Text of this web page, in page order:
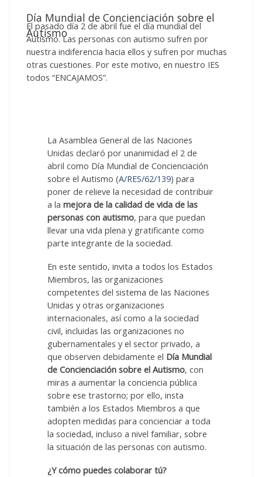
Día Mundial de Concienciación sobre el
Autismo
El pasado día 2 de abril fue el día mundial del
Autismo. Las personas con autismo sufren por
nuestra indiferencia hacia ellos y sufren por muchas
otras cuestiones. Por este motivo, en nuestro IES
todos “ENCAJAMOS”.
La Asamblea General de las Naciones
Unidas declaró por unanimidad el 2 de
abril como Día Mundial de Concienciación
sobre el Autismo (A/RES/62/139) para
poner de relieve la necesidad de contribuir
a lamejora de la calidad de vida de las
personas con autismo, para que puedan
llevar una vida plena y gratificante como
parte integrante de la sociedad.
En este sentido, invita a todos los Estados
Miembros, las organizaciones
competentes del sistema de las Naciones
Unidas y otras organizaciones
internacionales, así como a la sociedad
civil, incluidas las organizaciones no
gubernamentales y el sector privado, a
que observen debidamente el Día Mundial
de Concienciación sobre el Autismo, con
miras a aumentar la conciencia pública
sobre ese trastorno; por ello, insta
también a los Estados Miembros a que
adopten medidas para concienciar a toda
la sociedad, incluso a nivel familiar, sobre
la situación de las personas con autismo.
¿Y cómo puedes colaborar tú?